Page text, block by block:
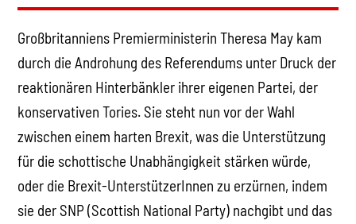
Großbritanniens Premierministerin Theresa May kam
durch die Androhung des Referendums unter Druck der
reaktionären Hinterbänkler ihrer eigenen Partei, der
konservativen Tories. Sie steht nun vor der Wahl
zwischen einem harten Brexit, was die Unterstützung
für die schottische Unabhängigkeit stärken würde,
oder die Brexit-UnterstützerInnen zu erzürnen, indem
sie der SNP (Scottish National Party) nachgibt und das